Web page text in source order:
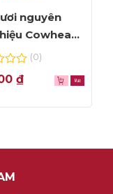
ngọt với
nguyên
Cowhead
(0)
₫